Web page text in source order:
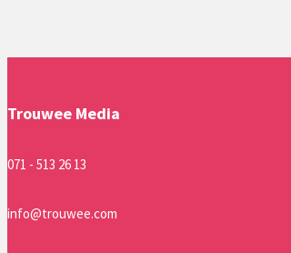
Trouwee Media
071 - 513 26 13
info@trouwee.com